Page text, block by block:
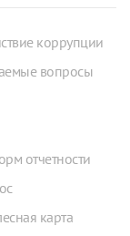
коррупции
вопросы
отчетности
карта